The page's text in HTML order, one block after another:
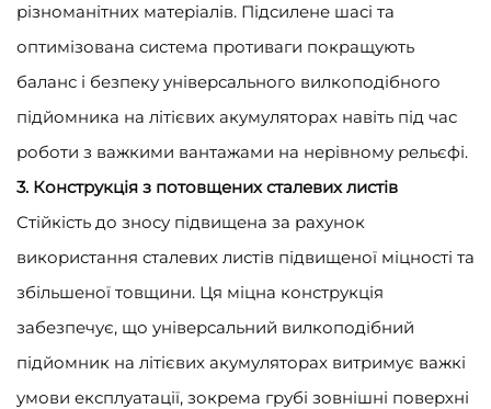
різноманітних матеріалів. Підсилене шасі та
оптимізована система противаги покращують
баланс і безпеку універсального вилкоподібного
підйомника на літієвих акумуляторах навіть під час
роботи з важкими вантажами на нерівному рельєфі.
3. Конструкція з потовщених сталевих листів
Стійкість до зносу підвищена за рахунок
використання сталевих листів підвищеної міцності та
збільшеної товщини. Ця міцна конструкція
забезпечує, що універсальний вилкоподібний
підйомник на літієвих акумуляторах витримує важкі
умови експлуатації, зокрема грубі зовнішні поверхні